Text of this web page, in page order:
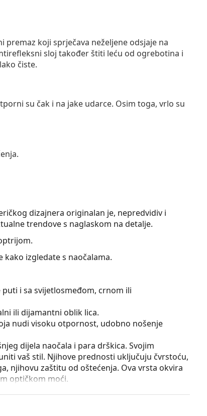
premaz koji sprječava neželjene odsjaje na
sloj također štiti leću od ogrebotina i
čiste.
su čak i na jake udarce. Osim toga, vrlo su
dizajnera originalan je, nepredvidiv i
trendove s naglaskom na detalje.
izgledate s naočalama.
i sa svijetlosmeđom, crnom ili
ili dijamantni oblik lica.
nudi visoku otpornost, udobno nošenje
dijela naočala i para drškica. Svojim
vaš stil. Njihove prednosti uključuju čvrstoću,
njihovu zaštitu od oštećenja. Ova vrsta okvira
optičkom moći.
lom i duže zadržava pravilno podešavanje.